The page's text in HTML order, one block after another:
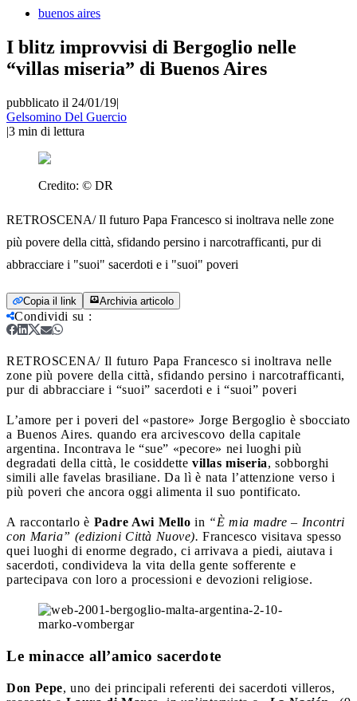
buenos aires
I blitz improvvisi di Bergoglio nelle
“villas miseria” di Buenos Aires
pubblicato il 24/01/19|
Gelsomino Del Guercio
|3 min di lettura
Credito: © DR
RETROSCENA/ Il futuro Papa Francesco si inoltrava nelle zone
più povere della città, sfidando persino i narcotrafficanti, pur di
abbracciare i "suoi" sacerdoti e i "suoi" poveri
Copia il link Archivia articolo
Condividi su :
RETROSCENA/ Il futuro Papa Francesco si inoltrava nelle
zone più povere della città, sfidando persino i narcotrafficanti,
pur di abbracciare i “suoi” sacerdoti e i “suoi” poveri
L’amore per i poveri del «pastore» Jorge Bergoglio è sbocciato
a Buenos Aires. quando era arcivescovo della capitale
argentina. Incontrava le “sue” «pecore» nei luoghi più
degradati della città, le cosiddette villas miseria, sobborghi
simili alle favelas brasiliane. Da lì è nata l’attenzione verso i
più poveri che ancora oggi alimenta il suo pontificato.
A raccontarlo è Padre Awi Mello in “È mia madre – Incontri
con Maria” (edizioni Città Nuove). Francesco visitava spesso
quei luoghi di enorme degrado, ci arrivava a piedi, aiutava i
sacerdoti, condivideva la vita della gente sofferente e
partecipava con loro a processioni e devozioni religiose.
Le minacce all’amico sacerdote
Don Pepe, uno dei principali referenti dei sacerdoti villeros,